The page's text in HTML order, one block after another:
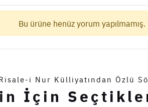
Bu ürüne henüz yorum yapılmamış.
i Nur Külliyatından Özlü
İçin